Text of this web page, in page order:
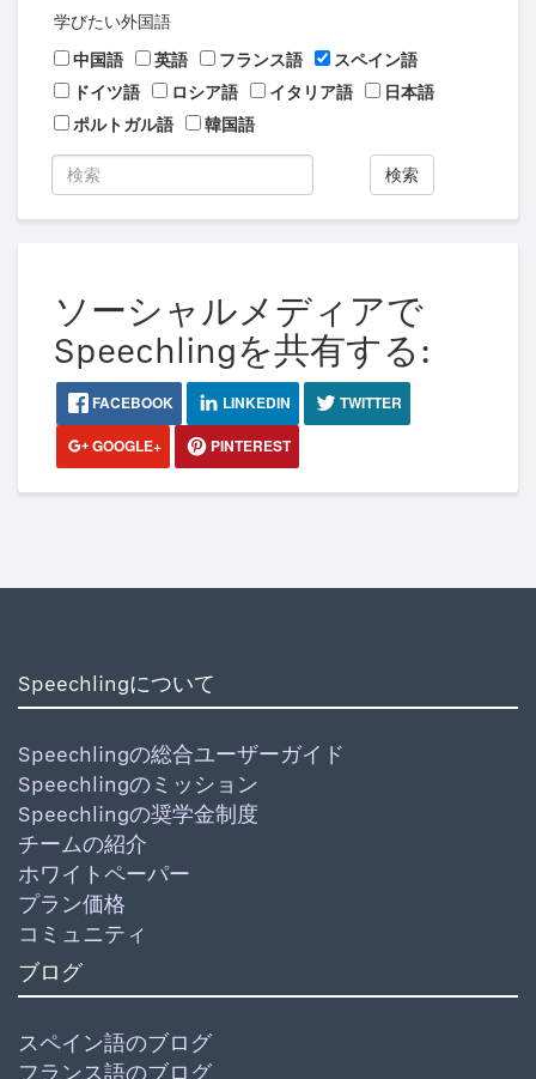
学びたい外国語
中国語
英語 フランス語
スペイン語
ドイツ語
ロシア語 イタリア語
日本語
ポルトガル語
韓国語
検索
ソーシャルメディアで
Speechlingを共有する:
FACEBOOK LINKEDIN
TWITTER
GOOGLE+
PINTEREST
Speechlingについて
Speechlingの総合ユーザーガイド
Speechlingのミッション
Speechlingの奨学金制度
チームの紹介
ホワイトペーパー
プラン価格
コミュニティ
ブログ
スペイン語のブログ
フランス語のブログ